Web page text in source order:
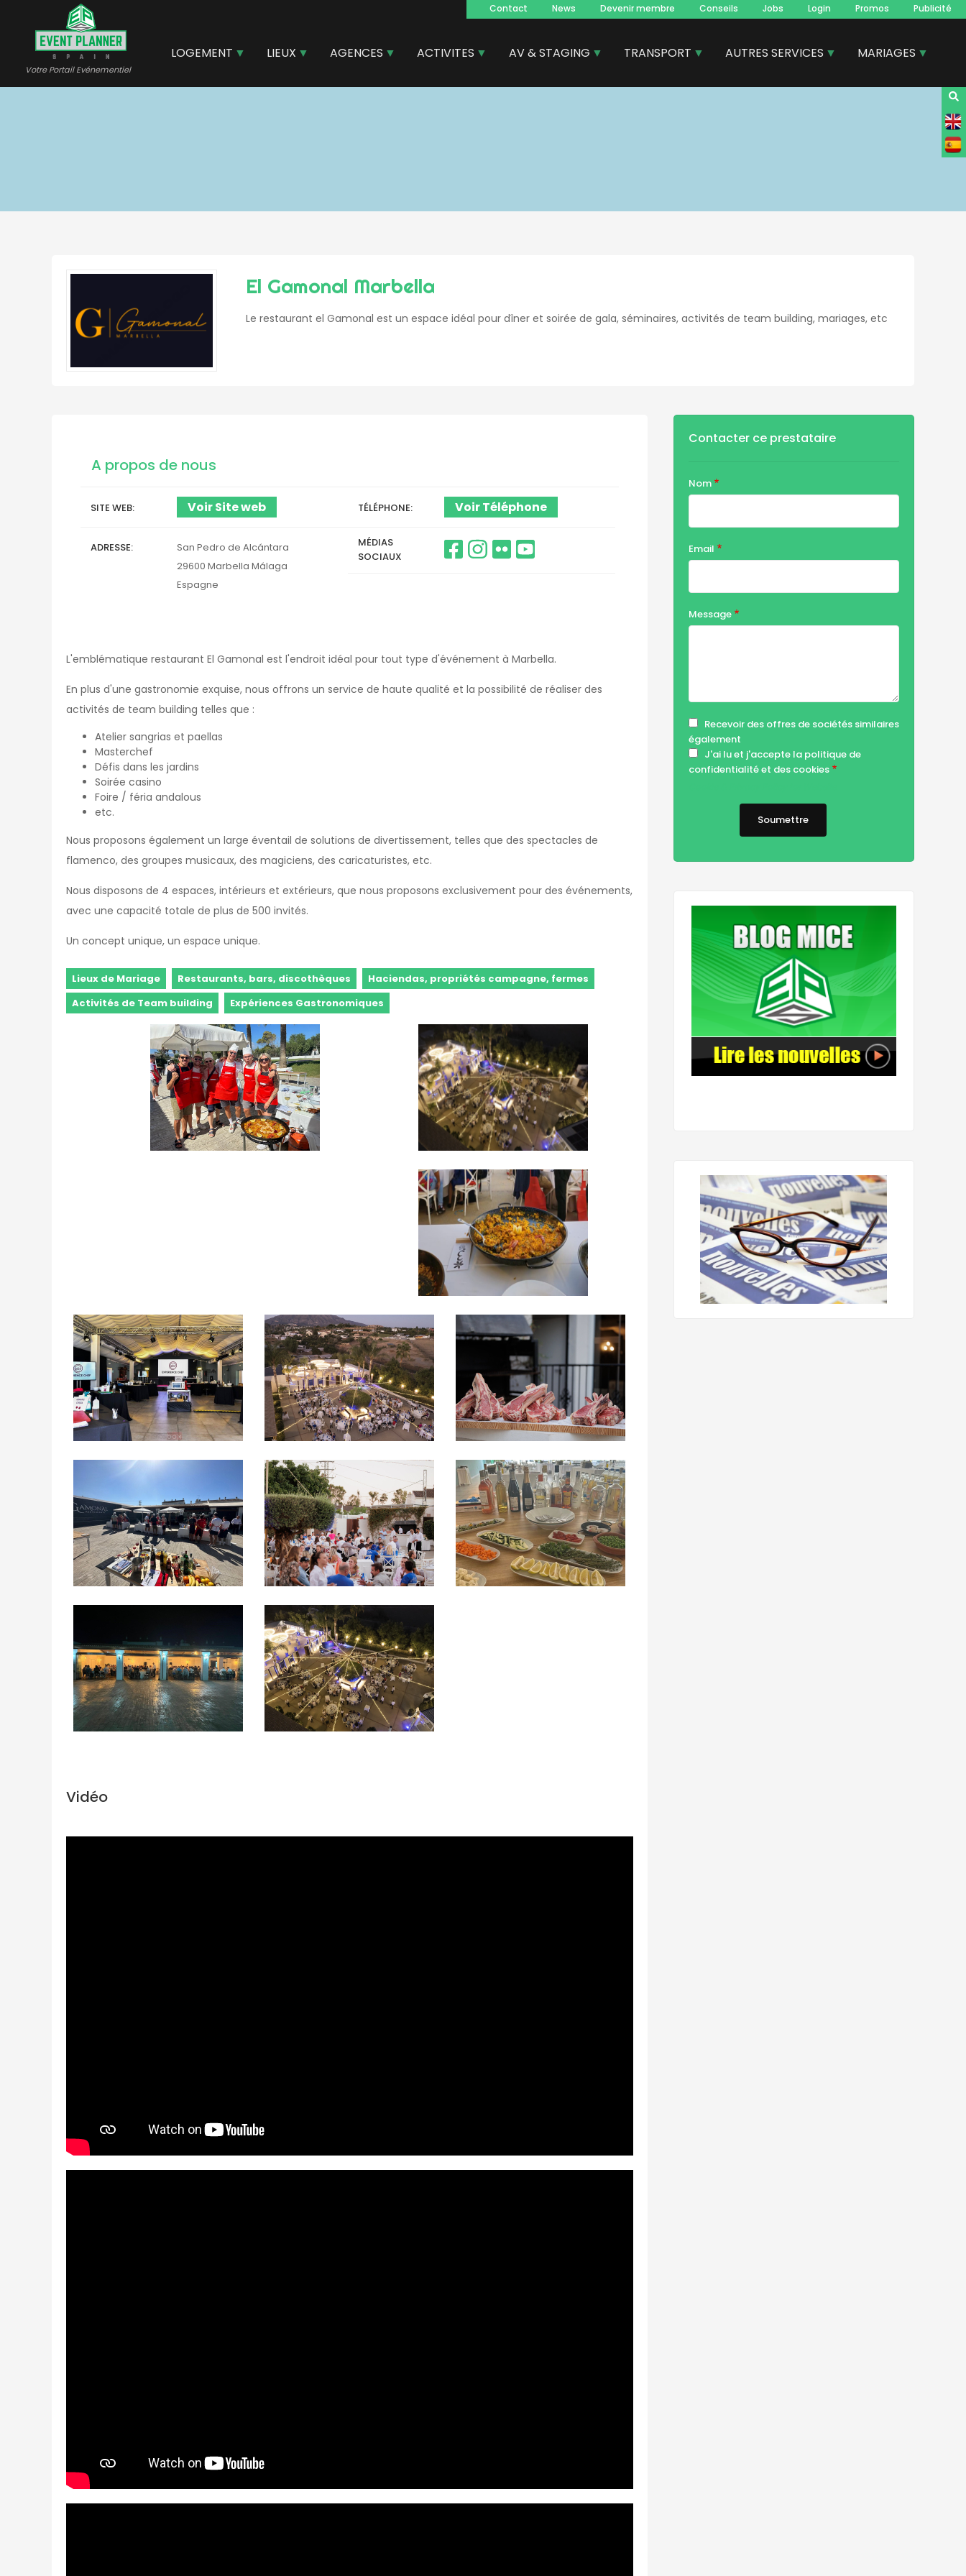
contenu
principal
Votre Portail Evénementiel
Navegacion
principal
Contact News Devenir membre Conseils Jobs Login Promos Publicité
LOGEMENT LIEUX AGENCES ACTIVITES AV & STAGING TRANSPORT AUTRES SERVICES MARIAGES
El Gamonal Marbella
Le restaurant el Gamonal est un espace idéal pour dîner et soirée de gala, séminaires, activités de team building, mariages, etc
A propos de nous
SITE WEB Voir Site web TÉLÉPHONE Voir Téléphone
ADRESSE
San Pedro de Alcántara
29600 Marbella Málaga
Espagne
MÉDIAS
SOCIAUX
L'emblématique restaurant El Gamonal est l'endroit idéal pour tout type d'événement à Marbella.
En plus d'une gastronomie exquise, nous offrons un service de haute qualité et la possibilité de réaliser des
activités de team building telles que :
Atelier sangrias et paellas
Masterchef
Défis dans les jardins
Soirée casino
Foire / féria andalous
etc.
Nous proposons également un large éventail de solutions de divertissement, telles que des spectacles de
flamenco, des groupes musicaux, des magiciens, des caricaturistes, etc.
Nous disposons de 4 espaces, intérieurs et extérieurs, que nous proposons exclusivement pour des événements,
avec une capacité totale de plus de 500 invités.
Un concept unique, un espace unique.
Lieux de Mariage Restaurants, bars, discothèques
Haciendas, propriétés campagne, fermes
Activités de Team building
Expériences Gastronomiques
Vidéo
Contacter ce prestataire
Nom
Email
Message
Recevoir des offres de sociétés similaires
également
J'ai lu et j'accepte la politique de
confidentialité et des cookies